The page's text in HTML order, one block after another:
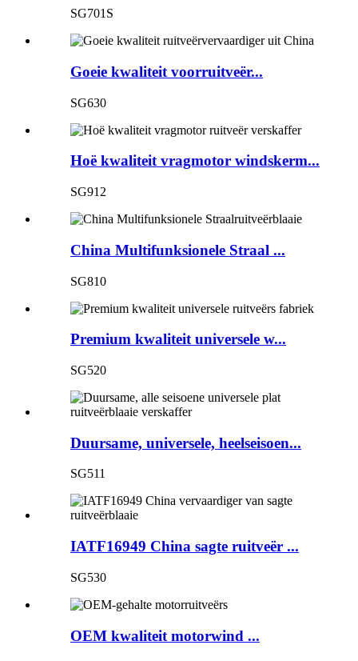
SG701S
Goeie kwaliteit voorruitveër...
SG630
Hoë kwaliteit vragmotor windskerm...
SG912
China Multifunksionele Straal ...
SG810
Premium kwaliteit universele w...
SG520
Duursame, universele, heelseisoen...
SG511
IATF16949 China sagte ruitveër ...
SG530
OEM kwaliteit motorwind ...